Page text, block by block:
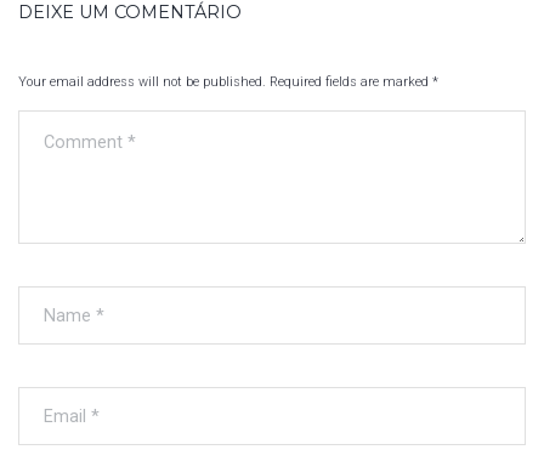
I
G
A
N
DEIXE UM COMENTÁRIO
Your email address will not be published. Required fields are marked *